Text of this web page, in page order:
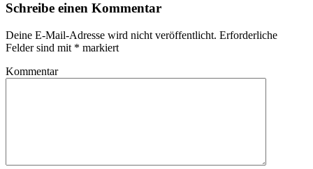
Schreibe einen Kommentar
Deine E-Mail-Adresse wird nicht veröffentlicht. Erforderliche
Felder sind mit * markiert
Kommentar